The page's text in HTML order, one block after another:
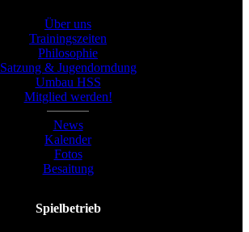
Über uns
Trainingszeiten
Philosophie
Satzung & Jugendorndung
Umbau HSS
Mitglied werden!
News
Kalender
Fotos
Besaitung
Spielbetrieb